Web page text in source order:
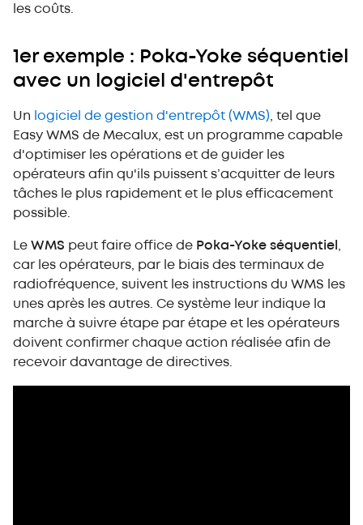
les coûts.
1er exemple : Poka-Yoke séquentiel
avec un logiciel d'entrepôt
Un logiciel de gestion d'entrepôt (WMS), tel que
Easy WMS de Mecalux, est un programme capable
d'optimiser les opérations et de guider les
opérateurs afin qu'ils puissent s’acquitter de leurs
tâches le plus rapidement et le plus efficacement
possible.
Le WMS peut faire office de Poka-Yoke séquentiel ,
car les opérateurs, par le biais des terminaux de
radiofréquence, suivent les instructions du WMS les
unes après les autres. Ce système leur indique la
marche à suivre étape par étape et les opérateurs
doivent confirmer chaque action réalisée afin de
recevoir davantage de directives.